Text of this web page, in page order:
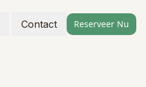
Contact Reserveer Nu